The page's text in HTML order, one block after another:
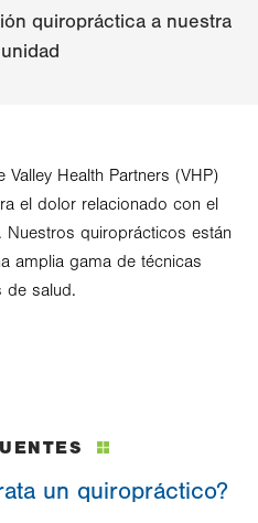
quiropráctica a nuestra
Health Partners (VHP)
el dolor relacionado con el
quiroprácticos están
amplia gama de técnicas
de salud.
un quiropráctico?